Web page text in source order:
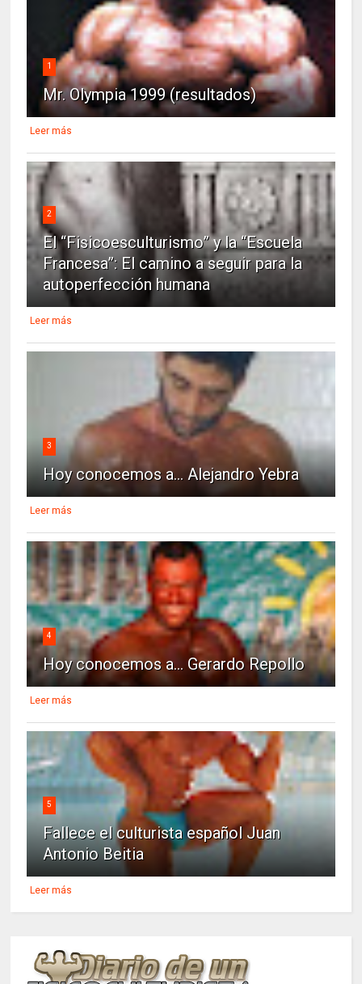
1
Mr. Olympia 1999 (resultados)
Leer más
2
El “Fisicoesculturismo” y la “Escuela
Francesa”: El camino a seguir para la
autoperfección humana
Leer más
3
Hoy conocemos a... Alejandro Yebra
Leer más
4
Hoy conocemos a... Gerardo Repollo
Leer más
5
Fallece el culturista español Juan
Antonio Beitia
Leer más